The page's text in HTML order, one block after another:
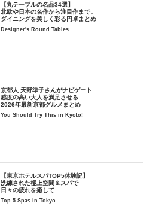
【丸テーブルの名品34選】
北欧や日本の名作から注目作まで。
ダイニングを美しく彩る円卓まとめ
Designer's Round Tables
京都人 天野準子さんがナビゲート
感度の高い大人を満足させる
2026年最新京都グルメまとめ
You Should Try This in Kyoto!
【東京ホテルスパTOP5体験記】
洗練された極上空間＆スパで
日々の疲れを癒して
Top 5 Spas in Tokyo